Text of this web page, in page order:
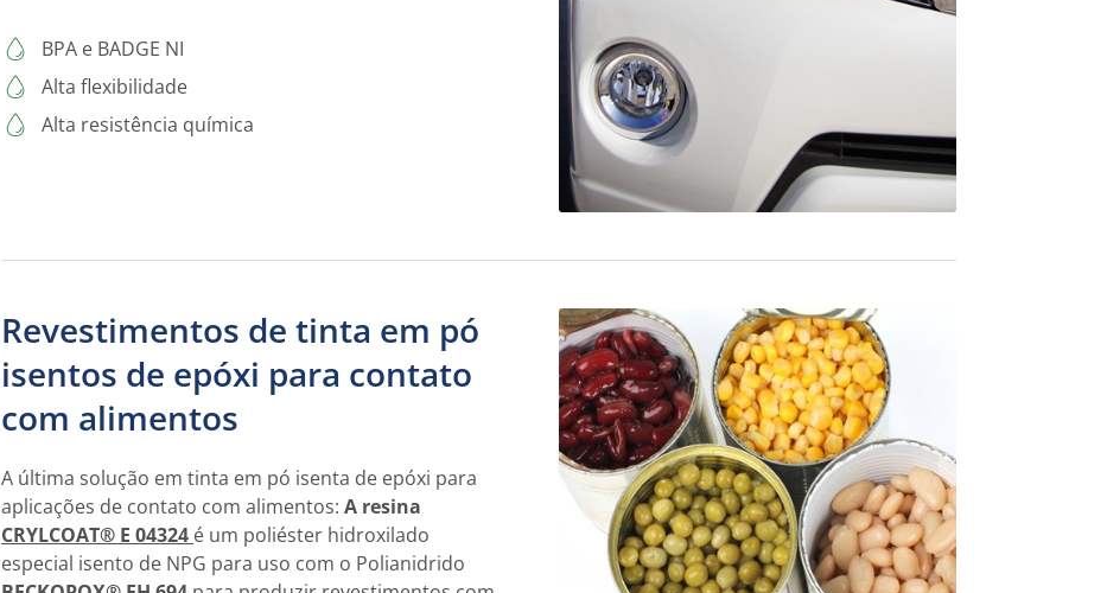
BPA e BADGE NI
Alta flexibilidade
Alta resistência química
Revestimentos de tinta em pó
isentos de epóxi para contato
com alimentos
A última solução em tinta em pó isenta de epóxi para
aplicações de contato com alimentos: A resina
CRYLCOAT® E 04324 é um poliéster hidroxilado
especial isento de NPG para uso com o Polianidrido